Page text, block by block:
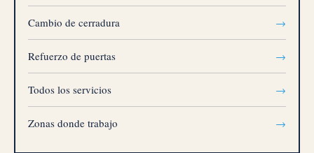
Cambio de cerradura →
Refuerzo de puertas →
Todos los servicios →
Zonas donde trabajo →